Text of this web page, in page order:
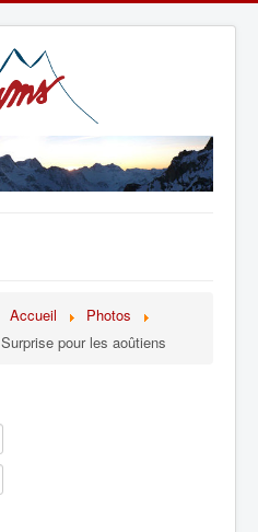
Accueil
Photos
Surprise pour les aoûtiens